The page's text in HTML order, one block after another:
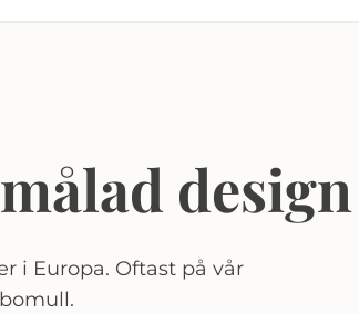
design
i Europa. Oftast på vår